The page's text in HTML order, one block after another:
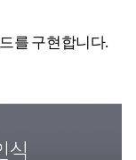
를 구현합니다.